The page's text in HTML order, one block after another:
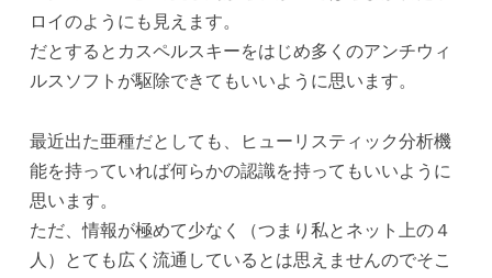
ロイのようにも見えます。
だとするとカスペルスキーをはじめ多くのアンチウィ
ルスソフトが駆除できてもいいように思います。
最近出た亜種だとしても、ヒューリスティック分析機
能を持っていれば何らかの認識を持ってもいいように
思います。
ただ、情報が極めて少なく（つまり私とネット上の４
人）とても広く流通しているとは思えませんのでそこ